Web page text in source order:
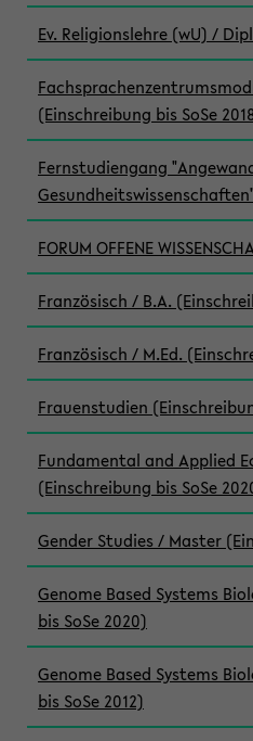
Ev. Religionslehre (wU) /
(Einschreibung bis SoSe
Fernstudiengang
Gesundheitswissenschaften"
FORUM OFFENE
Französisch / B.A.
Französisch / M.Ed.
Frauenstudien
Fundamental and Applied
(Einschreibung bis SoSe
Gender Studies / Master
Genome Based Systems
bis SoSe 2020)
Genome Based Systems
bis SoSe 2012)